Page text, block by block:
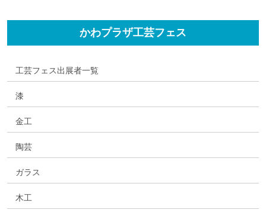
かわプラザ工芸フェス
工芸フェス出展者一覧
漆
金工
陶芸
ガラス
木工